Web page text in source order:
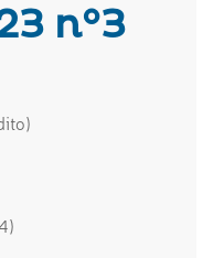
n°3